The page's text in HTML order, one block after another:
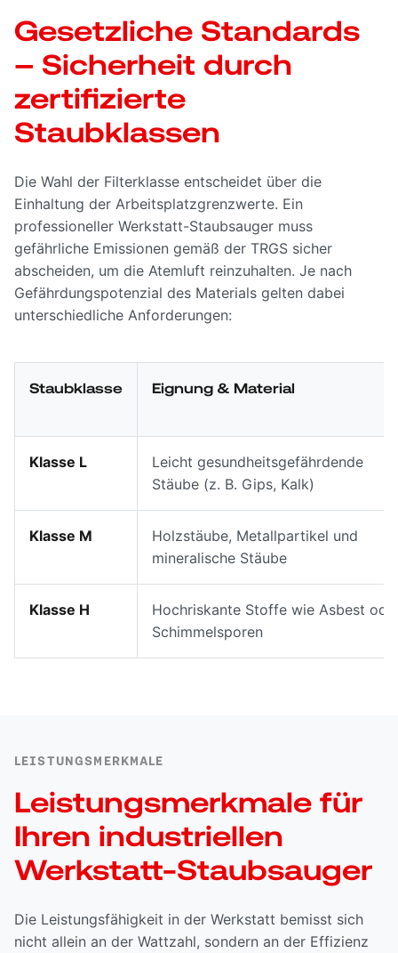
Gesetzliche Standards
– Sicherheit durch
zertifizierte
Staubklassen
Die Wahl der Filterklasse entscheidet über die
Einhaltung der Arbeitsplatzgrenzwerte. Ein
professioneller Werkstatt-Staubsauger muss
gefährliche Emissionen gemäß der TRGS sicher
abscheiden, um die Atemluft reinzuhalten. Je nach
Gefährdungspotenzial des Materials gelten dabei
unterschiedliche Anforderungen:
Staubklasse Eignung & Material
Klasse L
Leicht gesundheitsgefährdende
Stäube (z. B. Gips, Kalk)
Klasse M
Holzstäube, Metallpartikel und
mineralische Stäube
Klasse H
Hochriskante Stoffe wie Asbest
Schimmelsporen
LEISTUNGSMERKMALE
Leistungsmerkmale für
Ihren industriellen
Werkstatt-Staubsauger
Die Leistungsfähigkeit in der Werkstatt bemisst sich
nicht allein an der Wattzahl, sondern an der Effizienz